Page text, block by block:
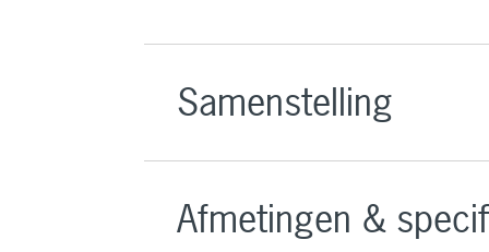
Samenstelling
Afmetingen &